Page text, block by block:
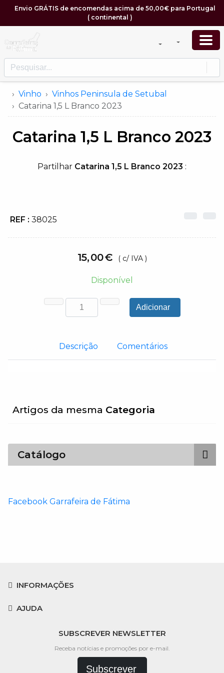
Envio GRÁTIS de encomendas acima de 50,00€ para Portugal
( continental )
Vinho
Vinhos Peninsula de Setubal
Catarina 1,5 L Branco 2023
Catarina 1,5 L Branco 2023
Partilhar Catarina 1,5 L Branco 2023 :
REF : 38025
15,00€ ( c/ IVA )
Disponível
Adicionar
Descrição Comentários
Artigos da mesma Categoria
Catálogo
Facebook Garrafeira de Fátima
INFORMAÇÕES
AJUDA
SUBSCREVER NEWSLETTER
Receba notícias e promoções por e-mail.
Subscrever